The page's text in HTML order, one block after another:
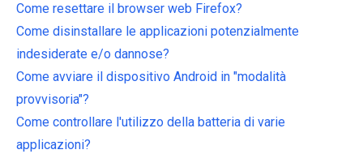
Come resettare il browser web Firefox?
Come disinstallare le applicazioni potenzialmente
indesiderate e/o dannose?
Come avviare il dispositivo Android in "modalità
provvisoria"?
Come controllare l'utilizzo della batteria di varie
applicazioni?